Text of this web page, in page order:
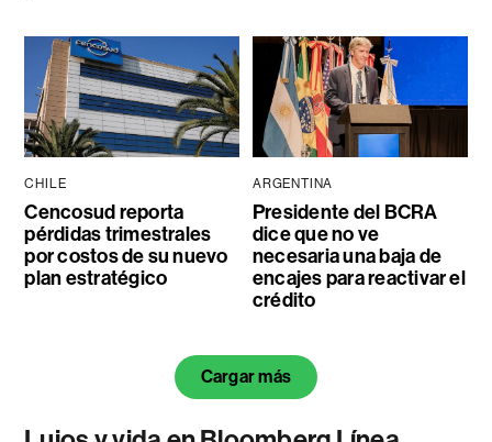
CHILE
Cencosud reporta
pérdidas trimestrales
por costos de su nuevo
plan estratégico
ARGENTINA
Presidente del BCRA
dice que no ve
necesaria una baja de
encajes para reactivar el
crédito
Cargar más